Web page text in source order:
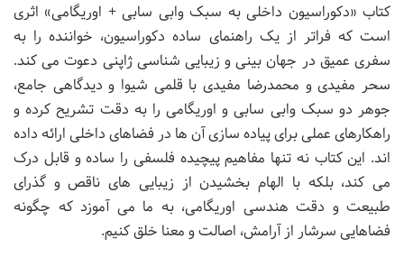
کتاب «دکوراسیون داخلی به سبک وابی سابی + اوریگامی» اثری
است که فراتر از یک راهنمای ساده دکوراسیون، خواننده را به
سفری عمیق در جهان بینی و زیبایی شناسی ژاپنی دعوت می کند.
سحر مفیدی و محمدرضا مفیدی با قلمی شیوا و دیدگاهی جامع،
جوهر دو سبک وابی سابی و اوریگامی را به دقت تشریح کرده و
راهکارهای عملی برای پیاده سازی آن ها در فضاهای داخلی ارائه داده
اند. این کتاب نه تنها مفاهیم پیچیده فلسفی را ساده و قابل درک
می کند، بلکه با الهام بخشیدن از زیبایی های ناقص و گذرای
طبیعت و دقت هندسی اوریگامی، به ما می آموزد که چگونه
فضاهایی سرشار از آرامش، اصالت و معنا خلق کنیم.